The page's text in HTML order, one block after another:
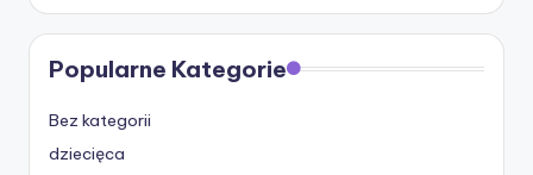
Popularne Kategorie
Bez kategorii
dziecięca